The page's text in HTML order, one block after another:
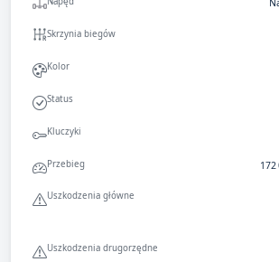
Skrzynia biegów
Kolor
Status
Kluczyki
Przebieg
Uszkodzenia główne
Uszkodzenia drugorzędne